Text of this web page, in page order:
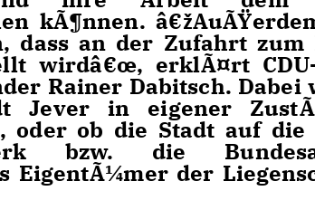
kÃ¶nnen.
dass an der Zufahrt
wirdâ€œ, erklÃ¤rt
Rainer Dabitsch. Dabei
Jever in eigener
oder ob die Stadt auf die
bzw. die
EigentÃ¼mer der